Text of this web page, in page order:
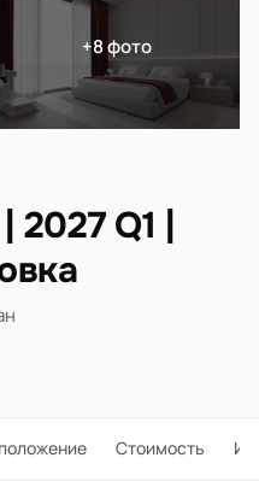
+8 фото
Q1 |
Стоимость